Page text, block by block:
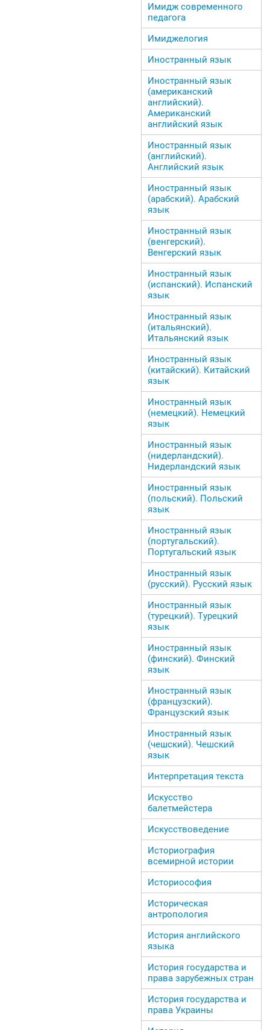
Имидж современного
педагога
Имиджелогия
Иностранный язык
Иностранный язык
(американский
английский).
Американский
английский язык
Иностранный язык
(английский).
Английский язык
Иностранный язык
(арабский). Арабский
язык
Иностранный язык
(венгерский).
Венгерский язык
Иностранный язык
(испанский). Испанский
язык
Иностранный язык
(итальянский).
Итальянский язык
Иностранный язык
(китайский). Китайский
язык
Иностранный язык
(немецкий). Немецкий
язык
Иностранный язык
(нидерландский).
Нидерландский язык
Иностранный язык
(польский). Польский
язык
Иностранный язык
(португальский).
Португальский язык
Иностранный язык
(русский). Русский язык
Иностранный язык
(турецкий). Турецкий
язык
Иностранный язык
(финский). Финский
язык
Иностранный язык
(французский).
Французский язык
Иностранный язык
(чешский). Чешский
язык
Интерпретация текста
Искусство
балетмейстера
Искусствоведение
Историография
всемирной истории
Историософия
Историческая
антропология
История английского
языка
История государства и
права зарубежных стран
История государства и
права Украины